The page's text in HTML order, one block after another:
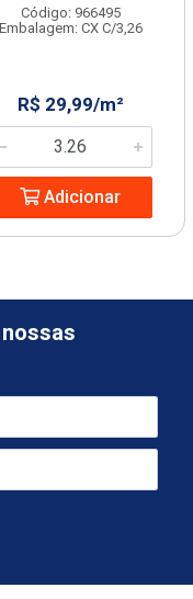
Código: 966495
Embalagem: CX C/3,26
R$ 29,99/m²
Adicionar